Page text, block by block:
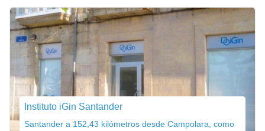
Instituto iGin Santander
Santander a 152,43 kilómetros desde Campolara, como